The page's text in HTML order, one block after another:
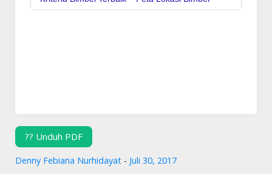
?? Unduh PDF
Denny Febiana Nurhidayat - Juli 30, 2017